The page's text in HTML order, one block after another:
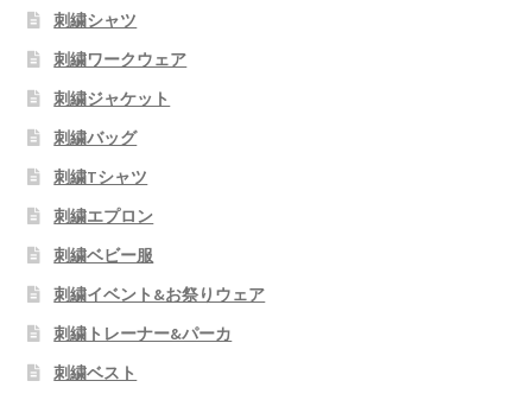
刺繍シャツ
刺繍ワークウェア
刺繍ジャケット
刺繍バッグ
刺繍Tシャツ
刺繍エプロン
刺繍ベビー服
刺繍イベント&お祭りウェア
刺繍トレーナー&パーカ
刺繍ベスト